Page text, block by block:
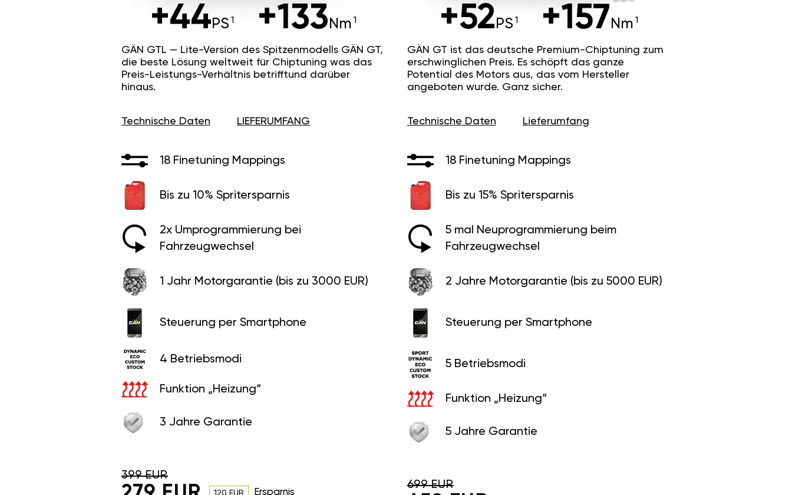
+52 PS +157 Nm
GÄN GT ist das deutsche Premium-Chiptuning zum
erschwinglichen Preis. Es schöpft das ganze
Potential des Motors aus, das vom Hersteller
angeboten wurde. Ganz sicher.
Technische Daten Lieferumfang
18 Finetuning Mappings
Bis zu 15% Spritersparnis
5 mal Neuprogrammierung beim
Fahrzeugwechsel
2 Jahre Motorgarantie (bis zu 5000 EUR)
Steuerung per Smartphone
5 Betriebsmodi
Funktion „Heizung“
5 Jahre Garantie
699 EUR
+44 PS +133 Nm
GÄN GTL — Lite-Version des Spitzenmodells GÄN GT,
die beste Lösung weltweit für Chiptuning was das
Preis-Leistungs-Verhältnis betrifftund darüber
hinaus.
Technische Daten LIEFERUMFANG
18 Finetuning Mappings
Bis zu 10% Spritersparnis
2x Umprogrammierung bei
Fahrzeugwechsel
1 Jahr Motorgarantie (bis zu 3000 EUR)
Steuerung per Smartphone
4 Betriebsmodi
Funktion „Heizung“
3 Jahre Garantie
399 EUR
Ersparnis